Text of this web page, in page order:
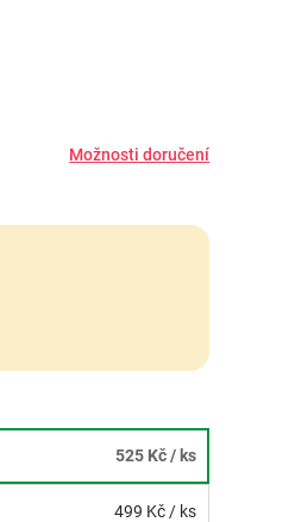
525 Kč/ ks
499 Kč / ks
Možnosti doručení